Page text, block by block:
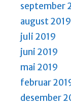
september
august 2019
juli 2019
juni 2019
mai 2019
februar
desember